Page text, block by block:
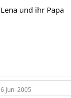
Lena und ihr Papa
6 Juni 2005